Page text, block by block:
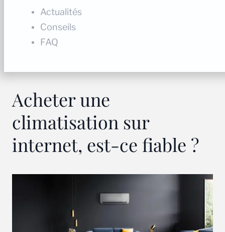
Acheter une
climatisation sur
internet, est-ce fiable ?
Actualités
Conseils
FAQ